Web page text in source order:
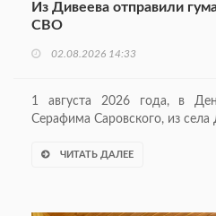
Из Дивеева отправили
СВО
02.08.2026 14:33
1 августа 2026 года, в
Серафима Саровского, из
ЧИТАТЬ ДАЛЕЕ